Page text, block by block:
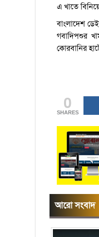
এ খাতে
বাংলাদেশ
গবাদিপশুর
কোরবানির
0
SHARES
আরো সংবাদ